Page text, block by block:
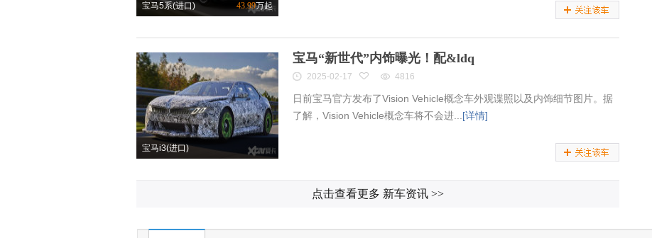
宝马5系(进口) 43.99万起
宝马i3(进口)
宝马“新世代”内饰曝光！配&ldq
2025-02-17 4816
日前宝马官方发布了Vision Vehicle概念车外观谍照以及内饰细节图片。据
了解，Vision Vehicle概念车将不会进... [详情]
点击查看更多 新车资讯 >>